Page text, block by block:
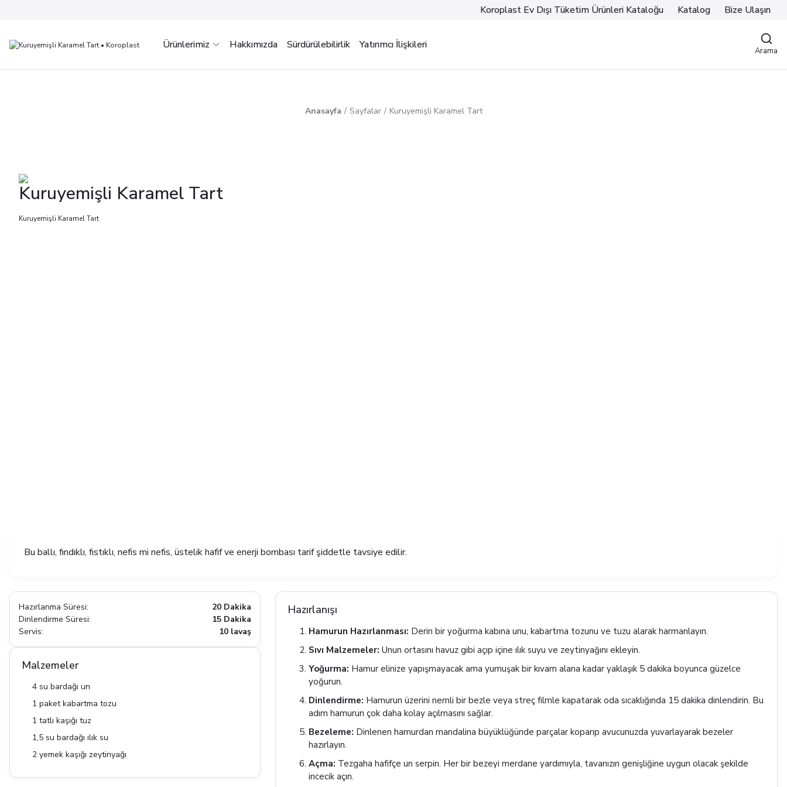
Koroplast Ev Dışı Tüketim Ürünleri Kataloğu Katalog Bize Ulaşın
Ürünlerimiz Hakkımızda Sürdürülebilirlik Yatırımcı İlişkileri Arama
Anasayfa Sayfalar Kuruyemişli Karamel Tart
Kuruyemişli Karamel Tart
Kuruyemişli Karamel Tart
Bu ballı, fındıklı, fıstıklı, nefis mi nefis, üstelik hafif ve enerji bombası tarif şiddetle tavsiye edilir.
Hazırlanma Süresi:
20 Dakika
Dinlendirme Süresi:
15 Dakika
Servis:
10 lavaş
Malzemeler
4 su bardağı un
1 paket kabartma tozu
1 tatlı kaşığı tuz
1,5 su bardağı ılık su
2 yemek kaşığı zeytinyağı
Hazırlanışı
Hamurun Hazırlanması: Derin bir yoğurma kabına unu, kabartma tozunu ve tuzu alarak harmanlayın.
Sıvı Malzemeler: Unun ortasını havuz gibi açıp içine ılık suyu ve zeytinyağını ekleyin.
Yoğurma: Hamur elinize yapışmayacak ama yumuşak bir kıvam alana kadar yaklaşık 5 dakika boyunca güzelce
yoğurun.
Dinlendirme: Hamurun üzerini nemli bir bezle veya streç filmle kapatarak oda sıcaklığında 15 dakika dinlendirin. Bu
adım hamurun çok daha kolay açılmasını sağlar.
Bezeleme: Dinlenen hamurdan mandalina büyüklüğünde parçalar koparıp avucunuzda yuvarlayarak bezeler
hazırlayın.
Açma: Tezgaha hafifçe un serpin. Her bir bezeyi merdane yardımıyla, tavanızın genişliğine uygun olacak şekilde
incecik açın.